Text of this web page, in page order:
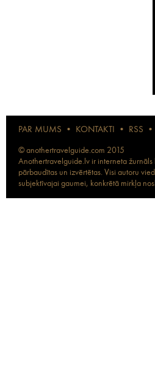
PAR MUMS • KONTAKTI • RSS •
© anothertravelguide.com 2015
Anothertravelguide.lv ir interneta
pārbaudītas un izvērtētas. Visi autoru
subjektīvajai gaumei, konkrētā mirkļa